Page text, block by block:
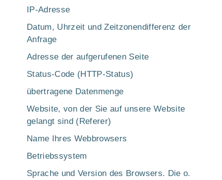
IP-Adresse
Datum, Uhrzeit und Zeitzonendifferenz der
Anfrage
Adresse der aufgerufenen Seite
Status-Code (HTTP-Status)
übertragene Datenmenge
Website, von der Sie auf unsere Website
gelangt sind (Referer)
Name Ihres Webbrowsers
Betriebssystem
Sprache und Version des Browsers. Die o.